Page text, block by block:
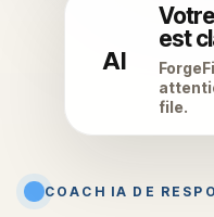
AI
est
file.
COACH IA DE